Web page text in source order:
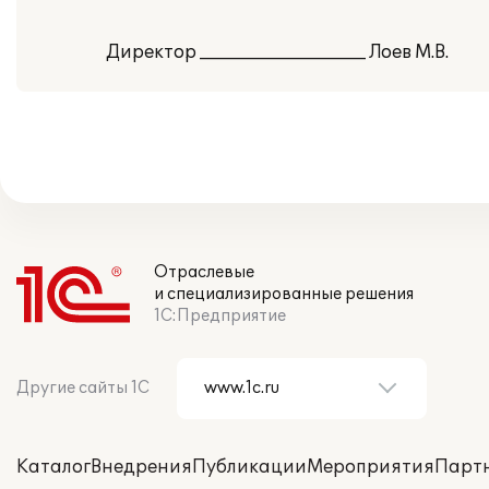
Директор ___________________ Лоев М.В.
Отраслевые
и специализированные решения
1С:Предприятие
Другие сайты 1С
КаталогВнедренияПубликацииМероприятия